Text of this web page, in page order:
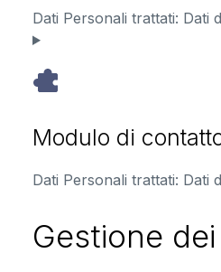
Dati Personali trattati: Dati
Modulo di
Dati Personali trattati: Dati
Gestione